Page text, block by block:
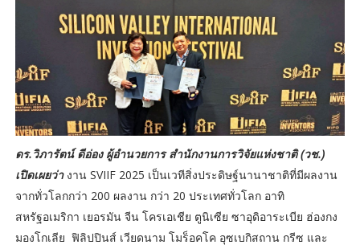
ดร.วิภารัตน์ ดีอ่อง ผู้อำนวยการ สำนักงานการวิจัยแห่งชาติ (วช.)
เปิดเผยว่างาน SVIIF 2025 เป็นเวทีสิ่งประดิษฐ์นานาชาติที่มีผลงาน
จากทั่วโลกกว่า 200 ผลงาน กว่า 20 ประเทศทั่วโลก อาทิ
สหรัฐอเมริกา เยอรมัน จีน โครเอเชีย ตูนิเซีย ซาอุดิอาระเบีย ฮ่องกง
มองโกเลีย ฟิลิปปินส์ เวียดนาม โมร็อคโค อุซเบกิสถาน กรีซ และ